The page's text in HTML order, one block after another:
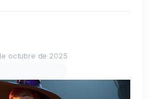
octubre de 2025